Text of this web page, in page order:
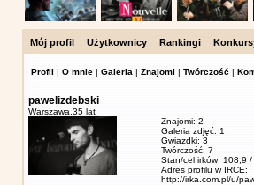
Mój profil Użytkownicy Rankingi
Profil | O mnie | Galeria | Znajomi | Twórczość |
pawelizdebski
Warszawa, 35 lat
Znajomi: 2
Galeria zdjęć: 1
Gwiazdki: 3
Twórczość: 7
Stan/cel irków: 108,9
Adres profilu w IRCE:
http://irka.com.pl/u/